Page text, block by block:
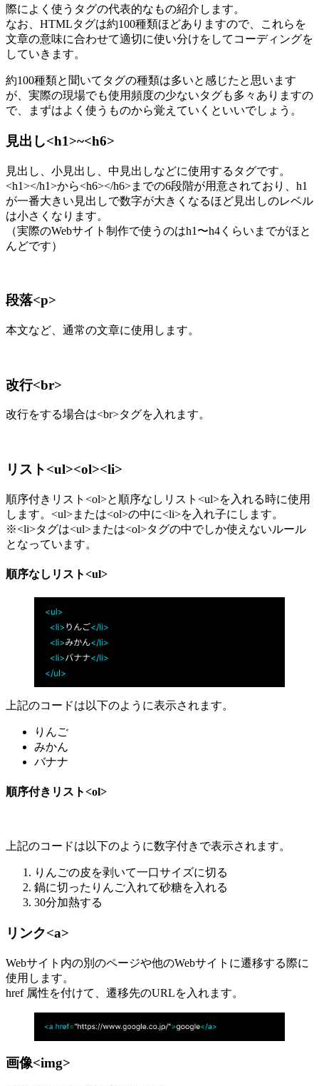
際によく使うタグの代表的なもの紹介します。
なお、HTMLタグは約100種類ほどありますので、これらを
文章の意味に合わせて適切に使い分けをしてコーディングを
していきます。
約100種類と聞いてタグの種類は多いと感じたと思います
が、実際の現場でも使用頻度の少ないタグも多々ありますの
で、まずはよく使うものから覚えていくといいでしょう。
見出し<h1>~<h6>
見出し、小見出し、中見出しなどに使用するタグです。
<h1></h1>から<h6></h6>までの6段階が用意されており、h1
が一番大きい見出しで数字が大きくなるほど見出しのレベル
は小さくなります。
（実際のWebサイト制作で使うのはh1〜h4くらいまでがほと
んどです）
段落<p>
本文など、通常の文章に使用します。
改行<br>
改行をする場合は<br>タグを入れます。
リスト<ul><ol><li>
順序付きリスト<ol>と順序なしリスト<ul>を入れる時に使用
します。<ul>または<ol>の中に<li>を入れ子にします。
※<li>タグは<ul>または<ol>タグの中でしか使えないルール
となっています。
順序なしリスト<ul>
上記のコードは以下のように表示されます。
りんご
みかん
バナナ
順序付きリスト<ol>
上記のコードは以下のように数字付きで表示されます。
りんごの皮を剥いて一口サイズに切る
鍋に切ったりんご入れて砂糖を入れる
30分加熱する
リンク<a>
Webサイト内の別のページや他のWebサイトに遷移する際に
使用します。
href 属性を付けて、遷移先のURLを入れます。
画像<img>